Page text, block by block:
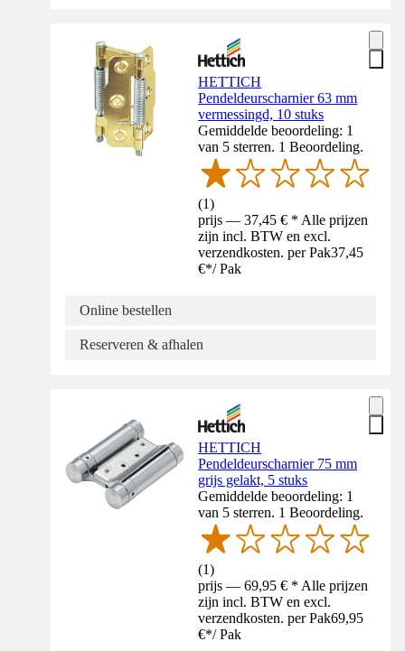
HETTICH
Pendeldeurscharnier 63 mm
vermessingd, 10 stuks
Gemiddelde beoordeling: 1
van 5 sterren. 1 Beoordeling.
(1)
prijs — 37,45 € * Alle prijzen
zijn incl. BTW en excl.
verzendkosten. per Pak37,45
€*/ Pak
Online bestellen
Reserveren & afhalen
HETTICH
Pendeldeurscharnier 75 mm
grijs gelakt, 5 stuks
Gemiddelde beoordeling: 1
van 5 sterren. 1 Beoordeling.
(1)
prijs — 69,95 € * Alle prijzen
zijn incl. BTW en excl.
verzendkosten. per Pak69,95
€*/ Pak